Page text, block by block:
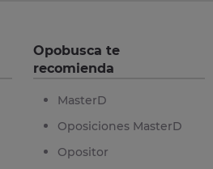
Opobusca te
recomienda
MasterD
Oposiciones MasterD
Opositor